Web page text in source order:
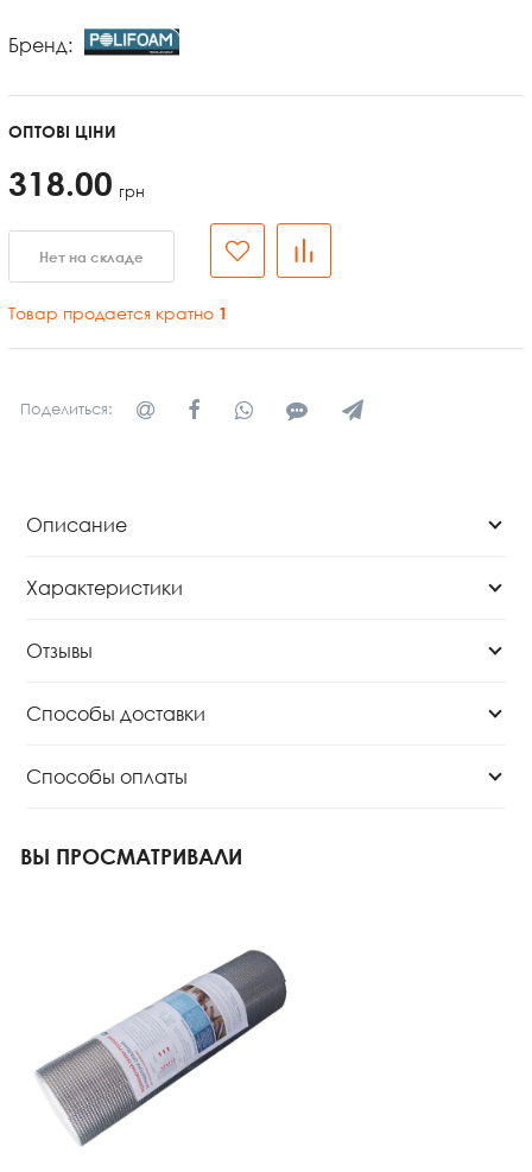
Бренд:
ОПТОВІ ЦІНИ
318.00 грн
Нет на складе
Товар продается кратно 1
Поделиться:
Описание
Характеристики
Отзывы
Способы доставки
Способы оплаты
ВЫ ПРОСМАТРИВАЛИ